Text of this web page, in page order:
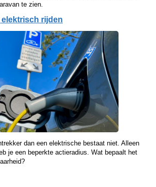
te zien.
rijden
dan een elektrische bestaat niet. Alleen
je een beperkte actieradius. Wat bepaalt het